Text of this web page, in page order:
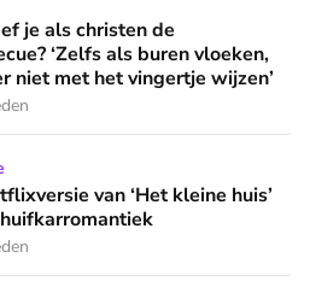
de buurtbarbecue? ‘Zelfs als
je als christen de
‘Zelfs als buren vloeken,
niet met het vingertje wijzen’
‘Het kleine huis’ biedt fijne
van ‘Het kleine huis’